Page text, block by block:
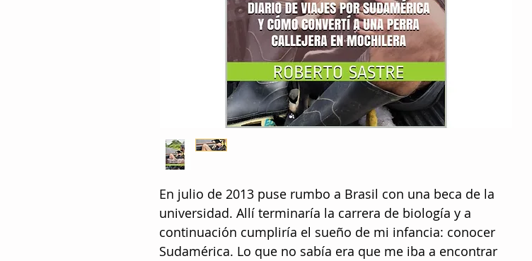
En julio de 2013 puse rumbo a Brasil con una beca de la
universidad. Allí terminaría la carrera de biología y a
continuación cumpliría el sueño de mi infancia: conocer
Sudamérica. Lo que no sabía era que me iba a encontrar